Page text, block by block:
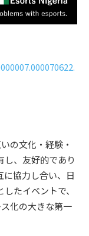
の文化・経験・
、友好的であり
に協力し合い、日
たイベントで、
化の大きな第一